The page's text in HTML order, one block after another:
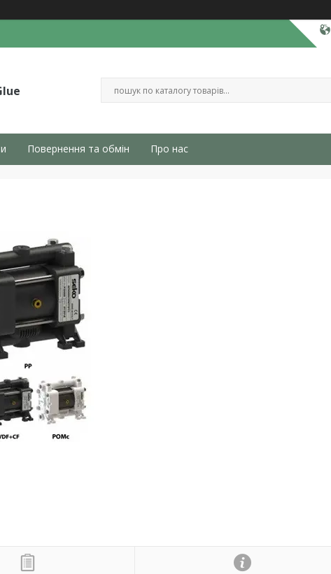
Повернення та обмін Про нас